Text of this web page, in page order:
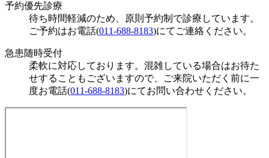
予約優先診療
待ち時間軽減のため、原則予約制で診療しています。
ご予約はお電話(011-688-8183)にてご連絡ください。
急患随時受付
柔軟に対応しております。混雑している場合はお待た
せすることもございますので、ご来院いただく前に一
度お電話(011-688-8183)にてお問い合わせください。